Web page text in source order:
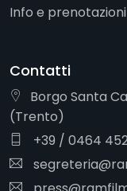
Info e prenotazioni
Contatti
Borgo Santa
(Trento)
+39 / 0464